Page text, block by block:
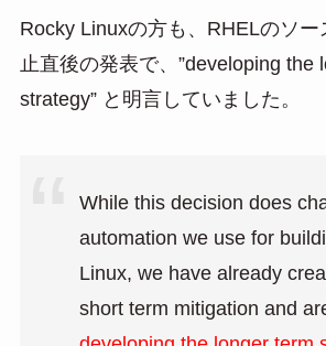
Rocky Linuxの方も、RHELのソー
止直後の発表で、”developing the
strategy” と明言していました。
While this decision does
automation we use for
Linux, we have already
short term mitigation and